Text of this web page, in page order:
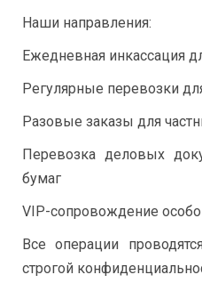
Наши направления:
Ежедневная инкассация
Регулярные перевозки
Разовые заказы для
Перевозка деловых
бумаг
VIP-сопровождение
Все операции
строгой